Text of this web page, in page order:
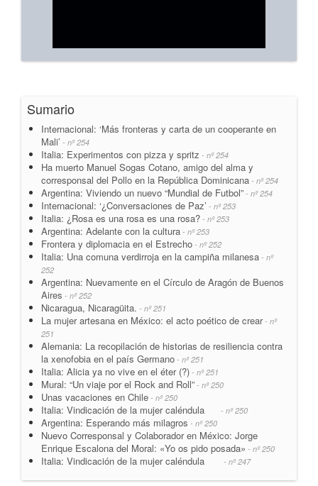
Sumario
Internacional: ‘Más fronteras y carta de un cooperante en
Mali’ - nº 254
Italia: Experimentos con pizza y spritz - nº 254
Ha muerto Manuel Sogas Cotano, amigo del alma y
corresponsal del Pollo en la República Dominicana - nº 254
Argentina: Viviendo un nuevo “Mundial de Futbol” - nº 254
Internacional: ‘¿Conversaciones de Paz’ - nº 253
Italia: ¿Rosa es una rosa es una rosa? - nº 253
Argentina: Adelante con la cultura - nº 253
Frontera y diplomacia en el Estrecho - nº 252
Italia: Una comuna verdirroja en la campiña milanesa - nº
252
Argentina: Nuevamente en el Círculo de Aragón de Buenos
Aires - nº 252
Nicaragua, Nicaragüita. - nº 251
La mujer artesana en México: el acto poético de crear- nº
251
Alemania: La recopilación de historias de resiliencia contra
la xenofobia en el país Germano - nº 251
Italia: Alicia ya no vive en el éter (?) - nº 251
Mural: “Un viaje por el Rock and Roll” - nº 250
Unas vacaciones en Chile - nº 250
Italia: Vindicación de la mujer caléndula - nº 250
Argentina: Esperando más milagros - nº 250
Nuevo Corresponsal y Colaborador en México: Jorge
Enrique Escalona del Moral: «Yo os pido posada» - nº 250
Italia: Vindicación de la mujer caléndula - nº 247